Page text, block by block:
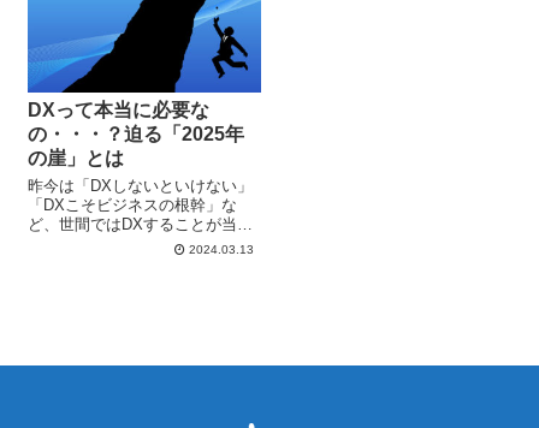
DXって本当に必要な
の・・・？迫る「2025年
の崖」とは
昨今は「DXしないといけない」
「DXこそビジネスの根幹」な
ど、世間ではDXすることが当た
り前、してないなんてありえな
2024.03.13